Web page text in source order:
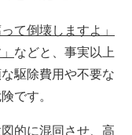
て倒壊しますよ」
などと、事実以上
駆除費用や不要な
です。
的に混同させ、高